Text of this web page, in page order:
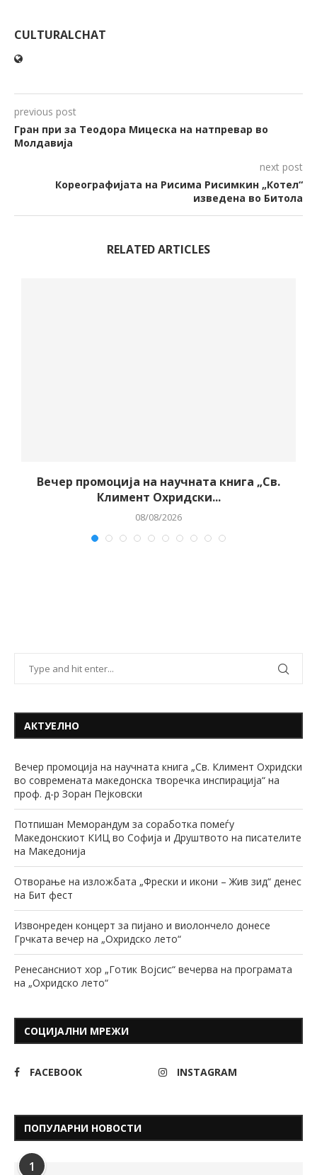
CULTURALCHAT
previous post
Гран при за Теодора Мицеска на натпревар во
Молдавија
next post
Кореографијата на Рисима Рисимкин „Котел“
изведена во Битола
RELATED ARTICLES
Вечер промоција на научната книга „Св.
Климент Охридски...
08/08/2026
АКТУЕЛНО
Вечер промоција на научната книга „Св. Климент Охридски
во современата македонска творечка инспирација“ на
проф. д-р Зоран Пејковски
Потпишан Меморандум за соработка помеѓу
Македонскиот КИЦ во Софија и Друштвото на писателите
на Македонија
Отворање на изложбата „Фрески и икони – Жив зид“ денес
на Бит фест
Извонреден концерт за пијано и виолончело донесе
Грчката вечер на „Охридско лето“
Ренесансниот хор „Готик Војсис“ вечерва на програмата
на „Охридско лето“
СОЦИЈАЛНИ МРЕЖИ
FACEBOOK INSTAGRAM
ПОПУЛАРНИ НОВОСТИ
1